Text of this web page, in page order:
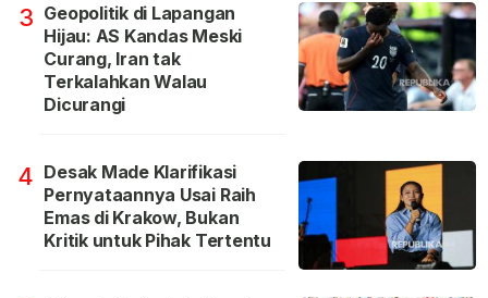
3 Geopolitik di Lapangan
Hijau: AS Kandas Meski
Curang, Iran tak
Terkalahkan Walau
Dicurangi
4 Desak Made Klarifikasi
Pernyataannya Usai Raih
Emas di Krakow, Bukan
Kritik untuk Pihak Tertentu